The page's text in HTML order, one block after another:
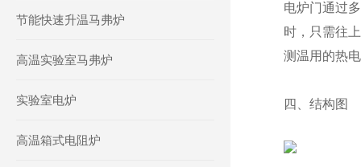
节能快速升温马弗炉
高温实验室马弗炉
实验室电炉
高温箱式电阻炉
电炉门通过
时，只需往
测温用的热
四、结构图